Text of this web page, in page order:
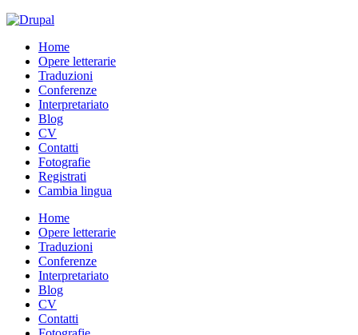
Home
Opere letterarie
Traduzioni
Conferenze
Interpretariato
Blog
CV
Contatti
Fotografie
Registrati
Cambia lingua
Home
Opere letterarie
Traduzioni
Conferenze
Interpretariato
Blog
CV
Contatti